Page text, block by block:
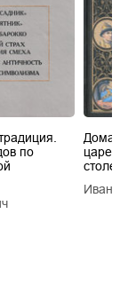
по
царей
Иван